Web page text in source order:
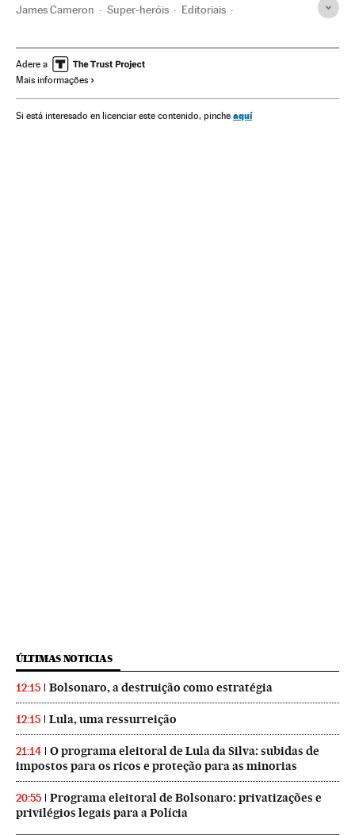
James Cameron Super-heróis Editoriais
Desenho Literatura Lazer
Espetáculos
The Amazing Spider-Man Sam Raimi Andrew Garfield
Adere a
Mais informações
Si está interesado en licenciar este contenido, pinche aquí
ÚLTIMAS NOTICIAS
12:15 Bolsonaro, a destruição como estratégia
12:15 Lula, uma ressurreição
21:14
O programa eleitoral de Lula da Silva: subidas de
impostos para os ricos e proteção para as minorias
20:55
Programa eleitoral de Bolsonaro: privatizações e
privilégios legais para a Polícia